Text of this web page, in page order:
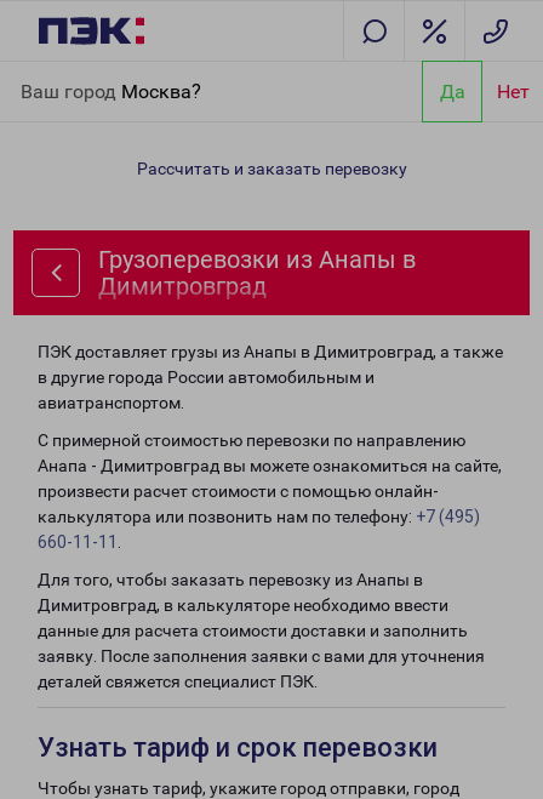
Ваш город Москва? Да Нет
Димитровград
Рассчитать и заказать перевозку
Грузоперевозки из Анапы в
Димитровград
ПЭК доставляет грузы из Анапы в Димитровград, а также
в другие города России автомобильным и
авиатранспортом.
С примерной стоимостью перевозки по направлению
Анапа - Димитровград вы можете ознакомиться на сайте,
произвести расчет стоимости с помощью онлайн-
калькулятора или позвонить нам по телефону: +7 (495)
660-11-11
Для того, чтобы заказать перевозку из Анапы в
Димитровград, в калькуляторе необходимо ввести
данные для расчета стоимости доставки и заполнить
заявку. После заполнения заявки с вами для уточнения
деталей свяжется специалист ПЭК.
Узнать тариф и срок перевозки
Чтобы узнать тариф, укажите город отправки, город